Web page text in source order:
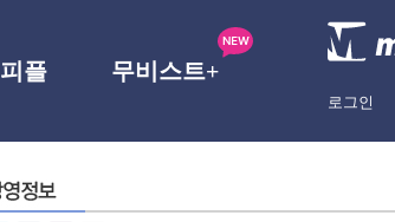
피플 무비스트+
로그인